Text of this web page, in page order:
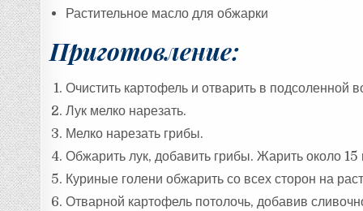
Растительное масло для обжарки
Приготовление:
Очистить картофель и отварить в подсоленной
Лук мелко нарезать.
Мелко нарезать грибы.
Обжарить лук, добавить грибы. Жарить около 15
Куриные голени обжарить со всех сторон на
Отварной картофель потолочь, добавив